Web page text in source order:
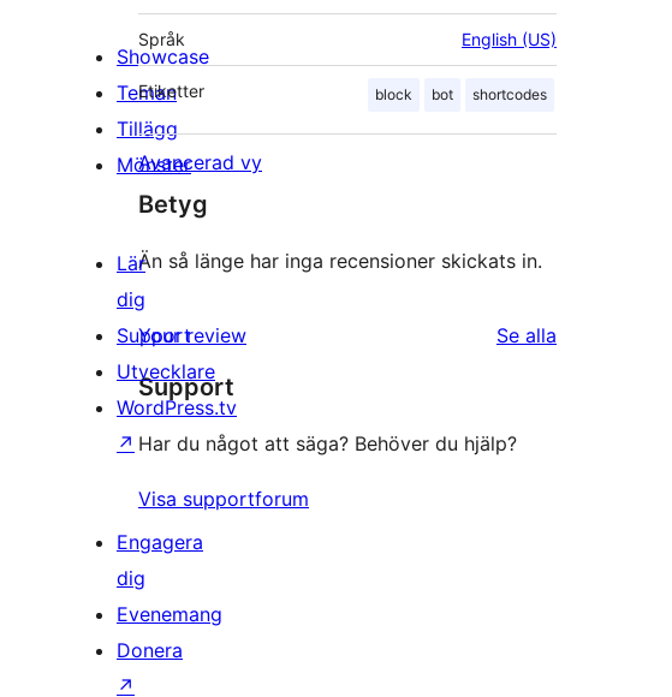
Språk English (US)
Etiketter block bot shortcodes
Avancerad vy
Betyg
Än så länge har inga recensioner skickats in.
Your review Se alla
Support
Har du något att säga? Behöver du hjälp?
Visa supportforum
Showcase
Teman
Tillägg
Mönster
Lär
dig
Support
Utvecklare
WordPress.tv
↗
Engagera
dig
Evenemang
Donera
↗